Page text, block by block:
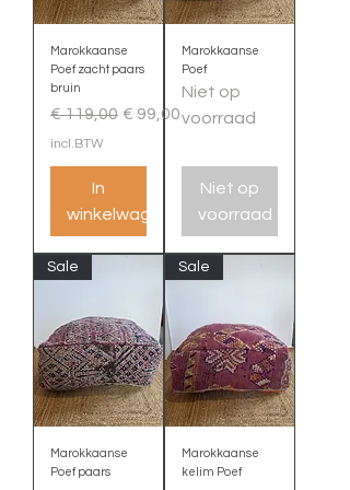
Marokkaanse
Poef zacht paars
bruin
Normale prijs
€ 119,00 Verkoopprijs
€ 99,00
incl.BTW
In
winkelwagen
Marokkaanse
Poef
Niet op
voorraad
Niet op
voorraad
Sale
Marokkaanse
Poef paars
Sale
Marokkaanse
kelim Poef